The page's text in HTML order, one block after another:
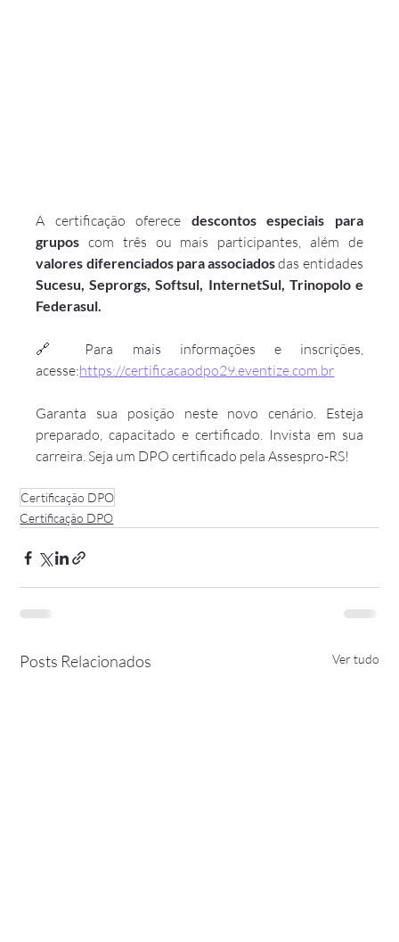
A certificação oferece descontos especiais para
grupos
com três ou mais participantes, além de
valores diferenciados para associados das entidades
Sucesu, Seprorgs, Softsul, InternetSul, Trinopolo e
Federasul.
🔗 Para mais informações e inscrições,
acesse:https://certificacaodpo29.eventize.com.br
Garanta sua posição neste novo cenário. Esteja
preparado, capacitado e certificado. Invista em sua
carreira. Seja um DPO certificado pela Assespro-RS!
Certificação DPO
Certificação DPO
Posts Relacionados Ver tudo